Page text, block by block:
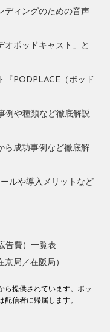
ディングのための音声
オポッドキャスト」と
『PODPLACE（ポッド
例や種類など徹底解説
ら成功事例など徹底解
ルや導入メリットなど
告費）一覧表
局／在阪局）
ら提供されています。ポッ
配信者に帰属します。